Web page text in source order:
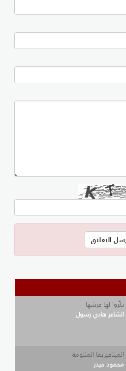
نكِّروا لها عرشها
الشاعر هادي رسول
الميتافيزيقا المثلومة
محمود حيدر